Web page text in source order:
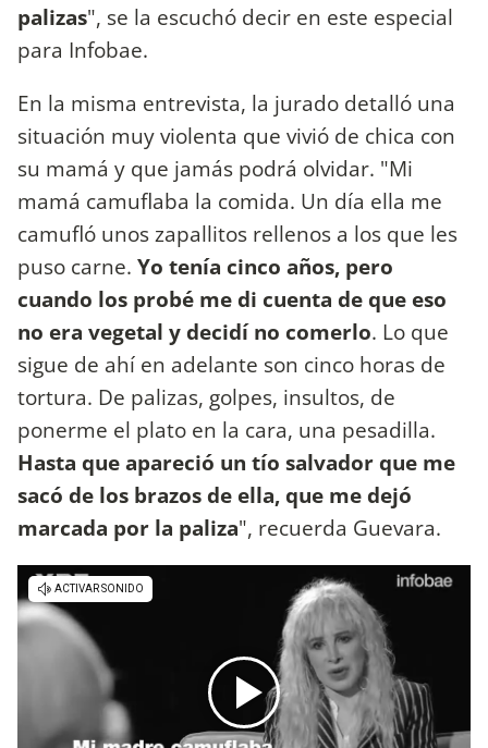
palizas", se la escuchó decir en este especial
para Infobae.
En la misma entrevista, la jurado detalló una
situación muy violenta que vivió de chica con
su mamá y que jamás podrá olvidar. "Mi
mamá camuflaba la comida. Un día ella me
camufló unos zapallitos rellenos a los que les
puso carne. Yo tenía cinco años, pero
cuando los probé me di cuenta de que eso
no era vegetal y decidí no comerlo. Lo que
sigue de ahí en adelante son cinco horas de
tortura. De palizas, golpes, insultos, de
ponerme el plato en la cara, una pesadilla.
Hasta que apareció un tío salvador que me
sacó de los brazos de ella, que me dejó
marcada por la paliza", recuerda Guevara.